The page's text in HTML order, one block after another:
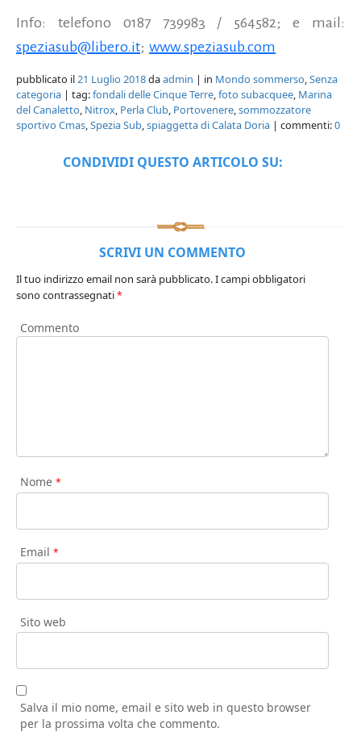
Info: telefono 0187 739983 / 564582; e mail:
speziasub@libero.it; www.speziasub.com
pubblicato il21 Luglio 2018daadmin | in Mondo sommerso,Senza
categoria | tag:fondali delle Cinque Terre,foto subacquee, Marina
del Canaletto, Nitrox, Perla Club, Portovenere,sommozzatore
sportivo Cmas,Spezia Sub,spiaggetta di Calata Doria | commenti:0
CONDIVIDI QUESTO ARTICOLO SU:
SCRIVI UN COMMENTO
Il tuo indirizzo email non sarà pubblicato.I campi obbligatori
sono contrassegnati*
Commento
Nome *
Email *
Sito web
Salva il mio nome, email e sito web in questo browser
per la prossima volta che commento.